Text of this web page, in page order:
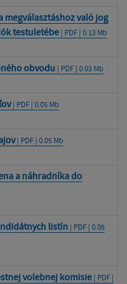
megválasztáshoz való jog
testuletébe | PDF | 0.13 Mb
obvodu | PDF | 0.03 Mb
| PDF | 0.05 Mb
| PDF | 0.05 Mb
a náhradníka do
listín | PDF | 0.05
volebnej komisie | PDF |